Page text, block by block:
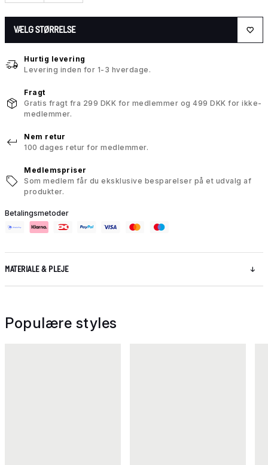
VÆLG STØRRELSE
Hurtig levering
Levering inden for 1-3 hverdage.
Fragt
Gratis fragt fra 299 DKK for medlemmer og 499 DKK for ikke-
medlemmer.
Nem retur
100 dages retur for medlemmer.
Medlemspriser
Som medlem får du eksklusive besparelser på et udvalg af
produkter.
Betalingsmetoder
MATERIALE & PLEJE
Populære styles